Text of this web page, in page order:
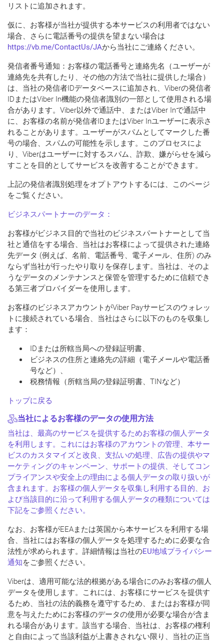
リストに追加されます。
仮に、お客様が当社が提供する本サービスの利用者ではない
場合、さらに電話番号の提供を望まない場合は
https://vb.me/ContactUs/JAから当社にご連絡ください。
発信者番号通知：お客様の電話番号と連絡先名（ユーザーが
連絡先を共有したり、その他の方法で当社に提供した場合）
は、当社の発信者IDデータベースに追加され、Viberの発信者
IDまたはViber In機能の発信者識別の一部として使用される場
合があります。Viber以外で通話中、またはViber Inで通話中
に、お客様の名前が発信者IDまたはViber Inユーザーに表示さ
れることがあります。ユーザーがスパムとしてマークした番
号の場合、スパムの可能性を示します。このプロセスによ
り、Viberはユーザーに対するスパム、詐欺、嫌がらせを減ら
すことを目的としてサービスを改善することができます。
上記の発信者識別処理をオプトアウトするには、このページ
をご覧ください。
ビジネスパートナーのデータ：
お客様がビジネス目的で当社のビジネスパートナーとして当
社と通信をする場合、当社はお客様によって提供された連絡
先データ (例えば、名前、電話番号、電子メール、住所) のみ
ならず当社が行ったやり取りを保存します。当社は、そのよ
うなデータのメンテナンスと保管を管理するために信頼でき
る第三者プロバイダーを使用します。
お客様のビジネスアカウントがViber Payサービスのウォレッ
トに接続されている場合、当社はさらに以下のものを収集し
ます：
IDまたは所轄当局への登録証明書、
ビジネスの住所と連絡先の詳細（電子メールや電話番
号など）、
税務情報（所轄当局の登録証明書、TINなど）
トップに戻る
当社によるお客様のデータの使用方法
当社は、最高のサービスを提供するためお客様の個人データ
を利用します。これにはお客様のアカウントの管理、本サー
ビスのカスタマイズと改良、支払いの処理、広告の提供やマ
ーケティングのキャンペーン、サポートの提供、そしてコン
プライアンスや安全上の理由による個人データの取り扱いが
含まれます。お客様の個人データを収集し利用する目的、お
よび当該目的に沿って利用する個人データの種類については
下記をご参照ください。
なお、お客様がEEAまたは英国から本サービスを利用する場
合、当社にはお客様の個人データを処理するために必要な合
法性が求められます。詳細情報は当社のEU地域プライバシー
通知をご参照ください。
Viberは、適用可能な法的根拠がある場合にのみお客様の個人
データを使用します。これには、お客様にサービスを提供す
るため、当社の法的義務を遵守するため、またはお客様が同
意を与えたためにお客様のデータの使用が必要な場合が含ま
れる場合があります。該当する場合、当社は、お客様の権利
と自由によって当該利益が上書きされない限り、当社の正当